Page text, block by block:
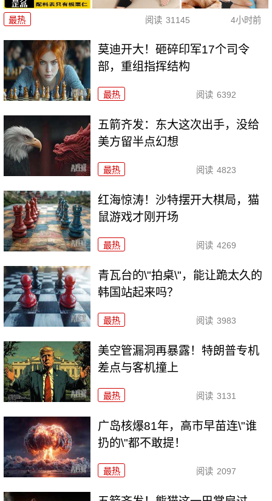
最热 阅读 31145 4小时前
莫迪开大！砸碎印军17个司令
部，重组指挥结构
最热 阅读 6392
五箭齐发：东大这次出手，没给
美方留半点幻想
最热 阅读 4823
红海惊涛！沙特摆开大棋局，猫
鼠游戏才刚开场
最热 阅读 4269
青瓦台的\"拍桌\"，能让跪太久的
韩国站起来吗？
最热 阅读 3983
美空管漏洞再暴露！特朗普专机
差点与客机撞上
最热 阅读 3131
广岛核爆81年，高市早苗连\"谁
扔的\"都不敢提！
最热 阅读 2097